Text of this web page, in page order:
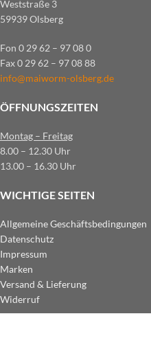
Weststraße 3
59939 Olsberg
Fon 0 29 62 – 97 08 0
Fax 0 29 62 – 97 08 88
info@maiworm-olsberg.de
ÖFFNUNGSZEITEN
Montag – Freitag
8.00 – 12.30 Uhr
13.00 – 16.30 Uhr
WICHTIGE SEITEN
Allgemeine Geschäftsbedingungen
Datenschutz
Impressum
Marken
Versand & Lieferung
Widerruf